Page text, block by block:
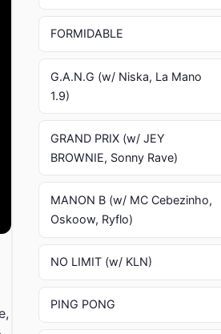
FORMIDABLE
G.A.N.G (w/ Niska, La Mano
1.9)
GRAND PRIX (w/ JEY
BROWNIE, Sonny Rave)
MANON B (w/ MC Cebezinho,
Oskoow, Ryflo)
NO LIMIT (w/ KLN)
PING PONG